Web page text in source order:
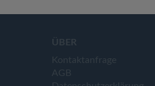
ÜBER
Kontaktanfrage
AGB